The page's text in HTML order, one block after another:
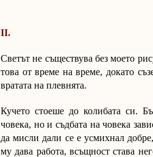
ІI.
Светът не съществува без моето
това от време на време, докато
вратата на плевнята.
Кучето стоеше до колибата си.
човека, но и съдбата на човека
да мисли дали се е усмихнал
му дава работа, всъщност става